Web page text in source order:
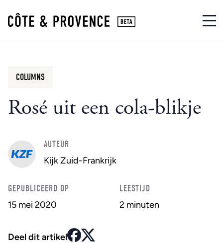
Rosé uit een cola-blikje
COLUMNS
AUTEUR
Kijk Zuid-Frankrijk
GEPUBLICEERD OP
15 mei 2020
LEESTIJD
2 minuten
Deel dit artikel